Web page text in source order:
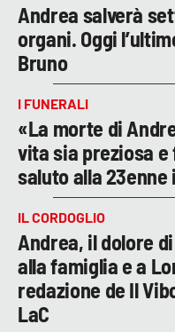
Andrea salverà
organi. Oggi
Bruno
I FUNERALI
«La morte di
vita sia preziosa e
saluto alla
IL CORDOGLIO
Andrea, il dolore
alla famiglia e a
redazione de Il
LaC